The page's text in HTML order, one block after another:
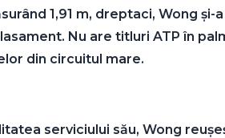
1,91 m, dreptaci, Wong
Nu are titluri ATP în
din circuitul mare.
serviciului său, Wong